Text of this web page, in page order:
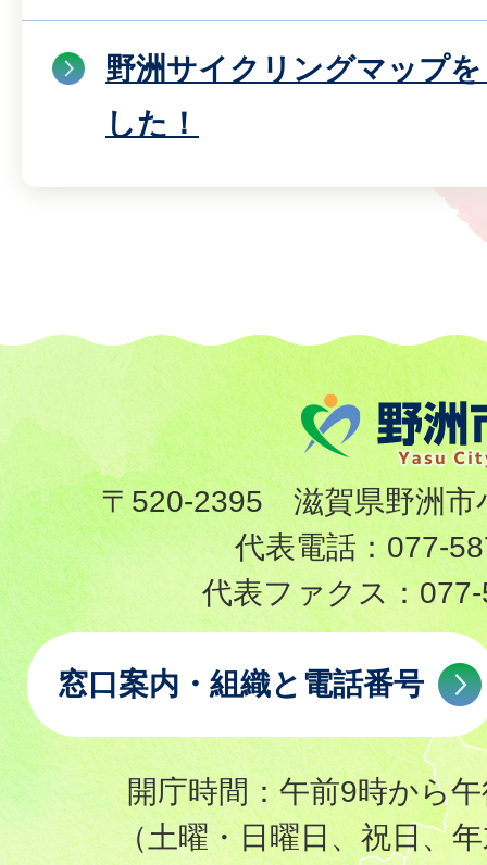
野洲サイクリングマップ
した！
〒520-2395 滋賀県野洲市
代表電話： 077-
代表ファクス：
窓口案内・組織と電話番号
開庁時間：午前9時から
（土曜・日曜日、祝日、